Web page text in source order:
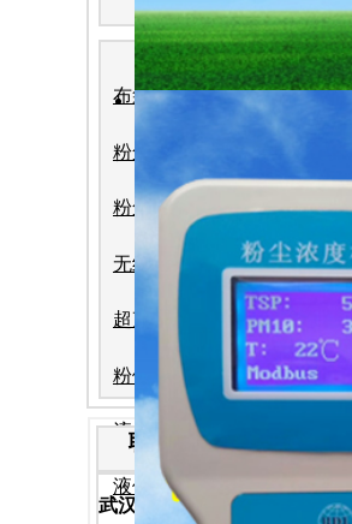
布袋检漏仪
粉尘检测仪
粉尘浓度仪
无线远传系统
超声波流量计
粉体流量计
流量计
液位计
联 系 方 式
武汉华德林科技有限公司